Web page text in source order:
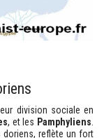
division sociale en
, et les Pamphyliens
doriens, reflète un fort